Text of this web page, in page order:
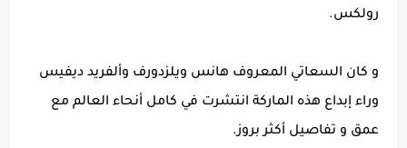
رولكس.
و كان السعاتي المعروف هانس ويلزدورف وألفريد ديفيس
وراء إبداع هذه الماركة انتشرت في كامل أنحاء العالم مع
عمق و تفاصيل أكثر بروز.